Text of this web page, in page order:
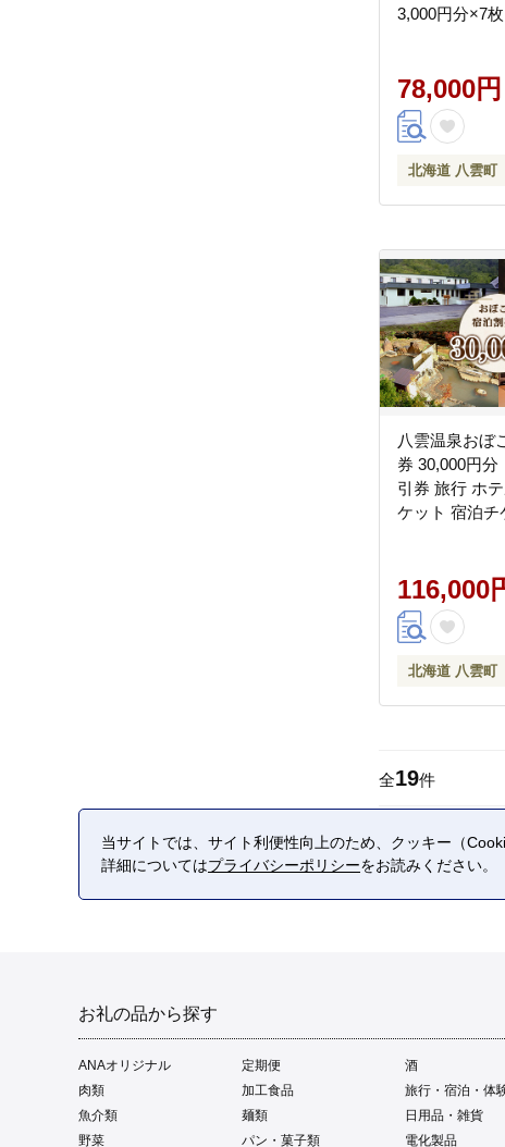
3,000円分×7枚
78,000円
北海道 八雲町
八雲温泉おぼ
券 30,000円分
引券 旅行 ホ
ケット 宿泊チ
116,000
北海道 八雲町
全19件
お礼の品から探す
ANAオリジナル 定期便
酒
肉類
加工食品
旅行・宿泊・体
魚介類
麺類
日用品・雑貨
野菜
パン・菓子類 電化製品
当サイトでは、サイト利便性向上のため、クッキー（
詳細についてはプライバシーポリシーをお読みください。